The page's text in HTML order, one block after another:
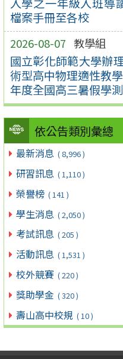
檔案手冊至各校
2026-08-07 教學組
國立彰化師範大學辦
術型高中物理適性教
年度全國高三暑假學
依公告類別彙總
最新消息 ( 8,996 )
研習訊息 ( 1,110 )
榮譽榜 ( 141 )
學生消息 ( 2,050 )
考試訊息 ( 205 )
活動訊息 ( 1,531 )
校外競賽 ( 220 )
獎助學金 ( 320 )
壽山高中校規 ( 10 )